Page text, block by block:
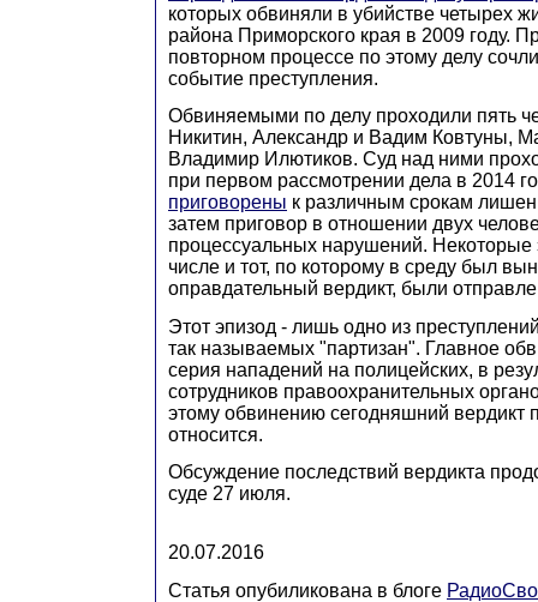
которых обвиняли в убийстве четырех
района Приморского края в 2009 году.
повторном процессе по этому делу
событие преступления.
Обвиняемыми по делу проходили пять
Никитин, Александр и Вадим Ковтуны,
Владимир Илютиков. Суд над ними
при первом рассмотрении дела в 2014
приговорены к различным срокам
затем приговор в отношении двух
процессуальных нарушений. Некоторые
числе и тот, по которому в среду был
оправдательный вердикт, были
Этот эпизод - лишь одно из
так называемых "партизан". Главное
серия нападений на полицейских, в
сотрудников правоохранительных
этому обвинению сегодняшний вердикт
относится.
Обсуждение последствий вердикта
суде 27 июля.
20.07.2016
Статья опубиликована в блоге